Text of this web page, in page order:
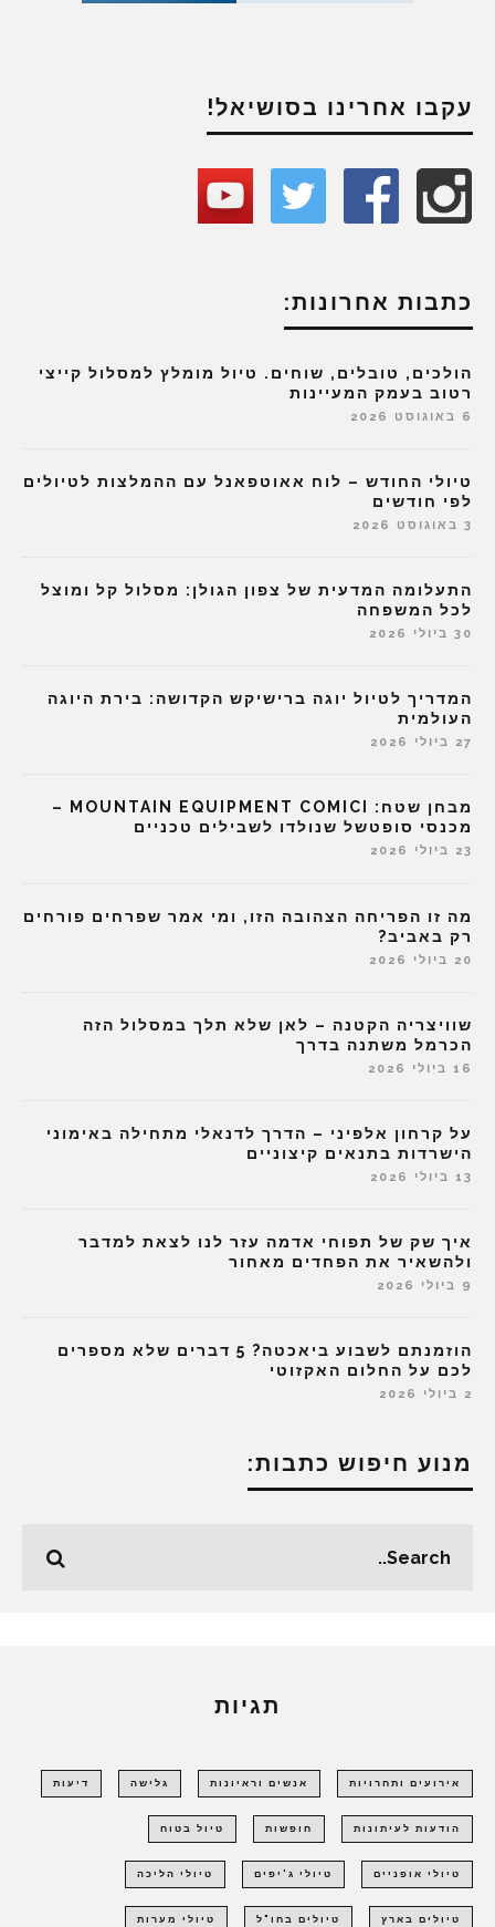
עקבו אחרינו בסושיאל!
כתבות אחרונות:
הולכים, טובלים, שוחים. טיול מומלץ למסלול קייצי
רטוב בעמק המעיינות
6 באוגוסט 2026
טיולי החודש – לוח אאוטפאנל עם ההמלצות לטיולים
לפי חודשים
3 באוגוסט 2026
התעלומה המדעית של צפון הגולן: מסלול קל ומוצל
לכל המשפחה
30 ביולי 2026
המדריך לטיול יוגה ברישיקש הקדושה: בירת היוגה
העולמית
27 ביולי 2026
מבחן שטח: MOUNTAIN EQUIPMENT COMICI –
מכנסי סופטשל שנולדו לשבילים טכניים
23 ביולי 2026
מה זו הפריחה הצהובה הזו, ומי אמר שפרחים פורחים
רק באביב?
20 ביולי 2026
שוויצריה הקטנה – לאן שלא תלך במסלול הזה
הכרמל משתנה בדרך
16 ביולי 2026
על קרחון אלפיני – הדרך לדנאלי מתחילה באימוני
הישרדות בתנאים קיצוניים
13 ביולי 2026
איך שק של תפוחי אדמה עזר לנו לצאת למדבר
ולהשאיר את הפחדים מאחור
9 ביולי 2026
הוזמנתם לשבוע ביאכטה? 5 דברים שלא מספרים
לכם על החלום האקזוטי
2 ביולי 2026
מנוע חיפוש כתבות:
תגיות
אירועים ותחרויות אנשים וראיונות גלישה דיעות
הודעות לעיתונות חופשות טיול בטוח
טיולי אופניים טיולי ג'יפים טיולי הליכה
טיולים בארץ טיולים בחו"ל טיולי מערות